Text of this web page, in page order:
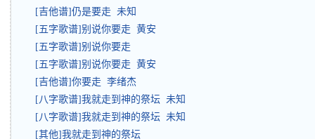
[吉他谱]仍是要走 未知
[五字歌谱]别说你要走 黄安
[五字歌谱]别说你要走
[五字歌谱]别说你要走 黄安
[吉他谱]你要走 李绪杰
[八字歌谱]我就走到神的祭坛 未知
[八字歌谱]我就走到神的祭坛 未知
[其他]我就走到神的祭坛